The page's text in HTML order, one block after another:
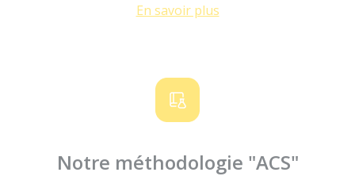
En savoir plus
Notre méthodologie "ACS"